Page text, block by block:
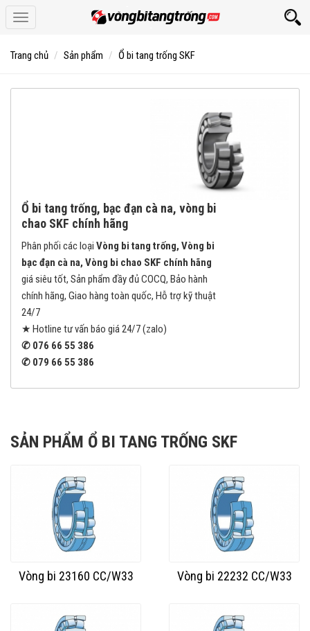
Toggle
navigation
Trang chủ
Sản phẩm Ổ bi tang trống SKF
Ổ bi tang trống, bạc đạn cà na, vòng bi
chao SKF chính hãng
Phân phối các loại Vòng bi tang trống, Vòng bi
bạc đạn cà na, Vòng bi chao SKF chính hãng
giá siêu tốt, Sản phẩm đầy đủ COCQ, Bảo hành
chính hãng, Giao hàng toàn quốc, Hỗ trợ kỹ thuật
24/7
★ Hotline tư vấn báo giá 24/7 (zalo)
✆ 076 66 55 386
✆ 079 66 55 386
SẢN PHẨM Ổ BI TANG TRỐNG SKF
Vòng bi 23160 CC/W33 Vòng bi 22232 CC/W33